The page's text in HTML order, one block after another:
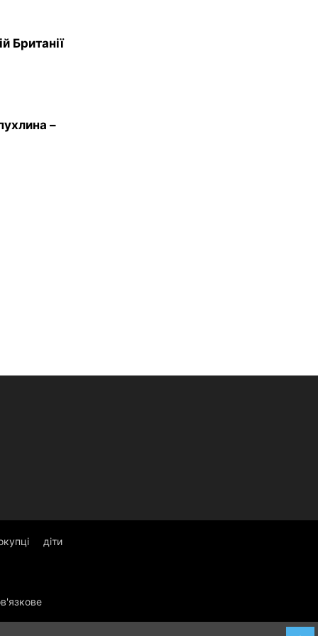
Британії
–
діти